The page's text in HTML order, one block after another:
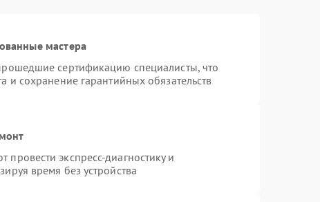
1000 ₽ Подробнее →
1000 ₽
мастера
сертификацию специалисты, что
и сохранение гарантийных обязательств
экспресс-диагностику и
время без устройства